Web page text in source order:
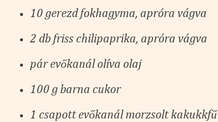
10 gerezd fokhagyma, apróra vágva
2 db friss chilipaprika, apróra vágva
pár evőkanál olíva olaj
100 g barna cukor
1 csapott evőkanál morzsolt kakukkfű